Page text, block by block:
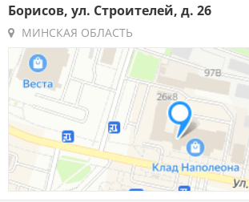
Борисов, ул. Строителей, д. 26
МИНСКАЯ ОБЛАСТЬ